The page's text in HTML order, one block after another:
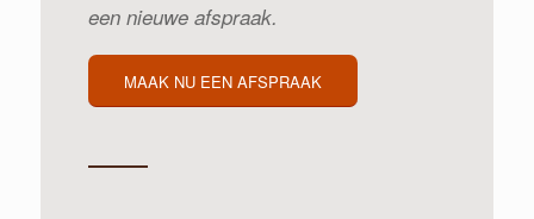
een nieuwe afspraak.
MAAK NU EEN AFSPRAAK